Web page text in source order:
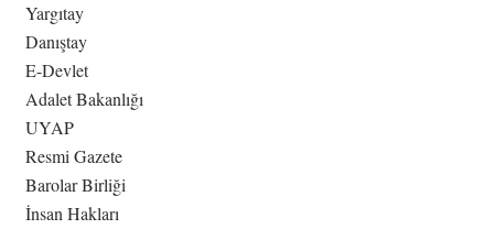
Yargıtay
Danıştay
E-Devlet
Adalet Bakanlığı
UYAP
Resmi Gazete
Barolar Birliği
İnsan Hakları